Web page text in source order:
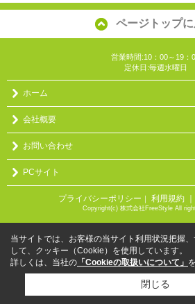
ページトップ
営業時間:10：00～19：
定休日:毎週水曜日
ホーム
会社概要
お問い合わせ
PCサイト
プライバシーポリシー 利用規約
Copyright(c) 株式会社FreeStyle All
当サイトでは、お客様の当サイト利用状況把握
して、クッキー（Cookie）を使用しています。
詳しくは、当社の 「Cookieの取扱いについて」
閉じる